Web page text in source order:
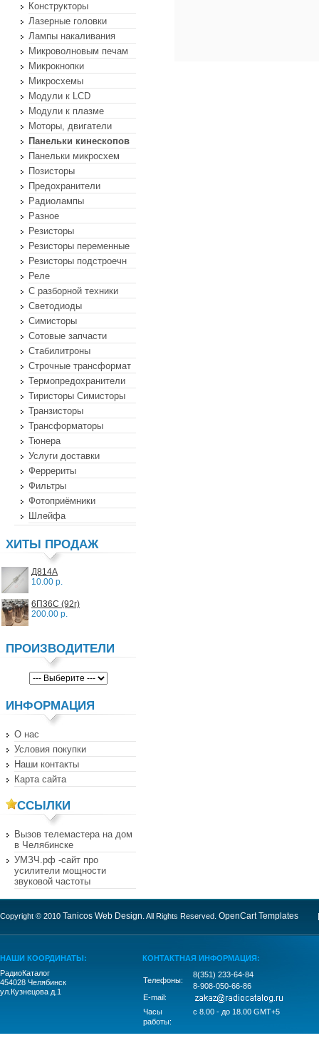
Конструкторы
Лазерные головки
Лампы накаливания
Микроволновым печам
Микрокнопки
Микросхемы
Модули к LCD
Модули к плазме
Моторы, двигатели
Панельки кинескопов
Панельки микросхем
Позисторы
Предохранители
Радиолампы
Разное
Резисторы
Резисторы переменные
Резисторы подстроечн
Реле
С разборной техники
Светодиоды
Симисторы
Сотовые запчасти
Стабилитроны
Строчные трансформат
Термопредохранители
Тиристоры Симисторы
Транзисторы
Трансформаторы
Тюнера
Услуги доставки
Феррериты
Фильтры
Фотоприёмники
Шлейфа
ХИТЫ ПРОДАЖ
Д814А
10.00 р.
6П36С (92г)
200.00 р.
ПРОИЗВОДИТЕЛИ
ИНФОРМАЦИЯ
О нас
Условия покупки
Наши контакты
Карта сайта
ССЫЛКИ
Вызов телемастера на дом
в Челябинске
УМЗЧ.рф -сайт про
усилители мощности
звуковой частоты
Copyright © 2010 Tanicos Web Design.All Rights Reserved. OpenCart Templates |
НАШИ КООРДИНАТЫ:
РадиоКаталог
454028 Челябинск
ул.Кузнецова д.1
КОНТАКТНАЯ ИНФОРМАЦИЯ:
Телефоны:
8(351) 233-64-84
8-908-050-66-86
E-mail:
Часы
работы:
c 8.00 - до 18.00 GMT+5